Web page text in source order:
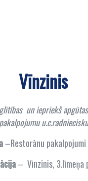
Vīnzinis
un iepriekš
–Restorānu pakalpojumi
– Vīnzinis, 3.līmeņa